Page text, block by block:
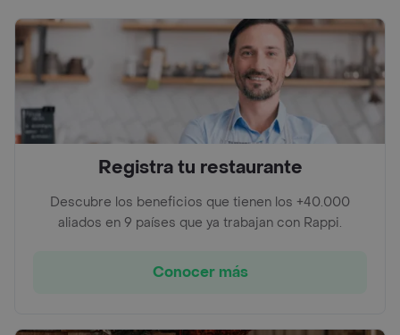
Registra tu restaurante
Descubre los beneficios que tienen los +40.000
aliados en 9 países que ya trabajan con Rappi.
Conocer más